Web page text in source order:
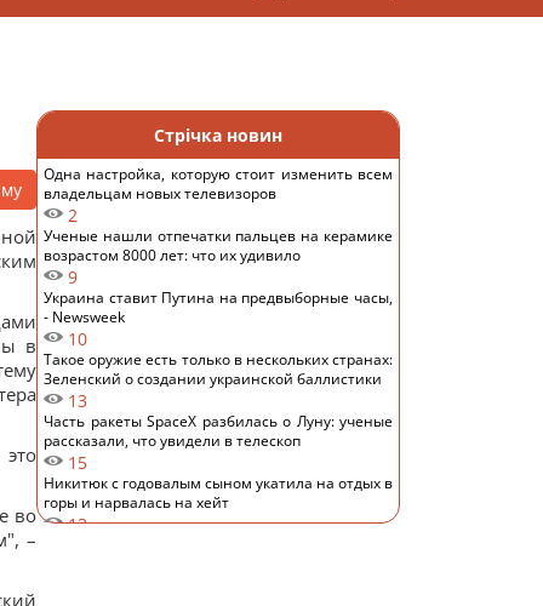
в
во
–
Стрічка новин
Одна настройка, которую стоит изменить всем
владельцам новых телевизоров
2
Ученые нашли отпечатки пальцев на керамике
возрастом 8000 лет: что их удивило
9
Украина ставит Путина на предвыборные часы,
- Newsweek
10
Такое оружие есть только в нескольких странах:
Зеленский о создании украинской баллистики
13
Часть ракеты SpaceX разбилась о Луну: ученые
рассказали, что увидели в телескоп
15
Никитюк с годовалым сыном укатила на отдых в
горы и нарвалась на хейт
13